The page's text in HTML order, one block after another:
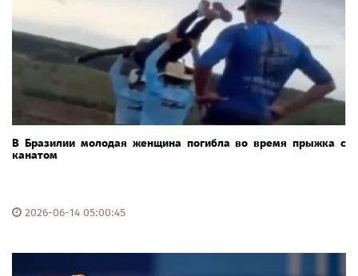
В Бразилии молодая женщина погибла во время прыжка с
канатом
2026-06-14 05:00:45